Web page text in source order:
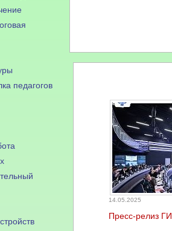
педагогов
14.05.2025
Пресс-релиз